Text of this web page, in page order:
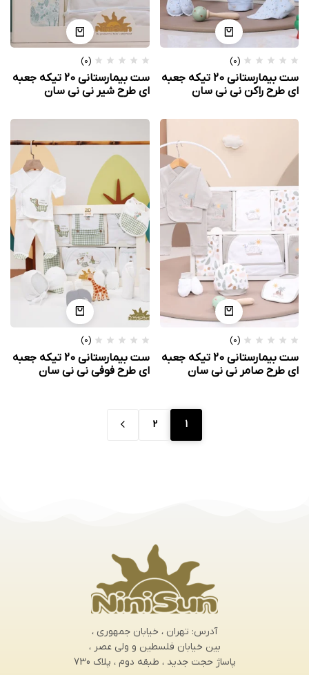
(0)
ست بیمارستانی 20 تیکه جعبه
ای طرح راکن نی نی سان
(0)
ست بیمارستانی 20 تیکه جعبه
ای طرح شیر نی نی سان
(0)
ست بیمارستانی 20 تیکه جعبه
ای طرح صامر نی نی سان
(0)
ست بیمارستانی 20 تیکه جعبه
ای طرح فوفی نی نی سان
1
2
آدرس: تهران ، خیابان جمهوری ،
بین خیابان فلسطین و ولی عصر ،
پاساژ حجت جدید ، طبقه دوم ، پلاک 730